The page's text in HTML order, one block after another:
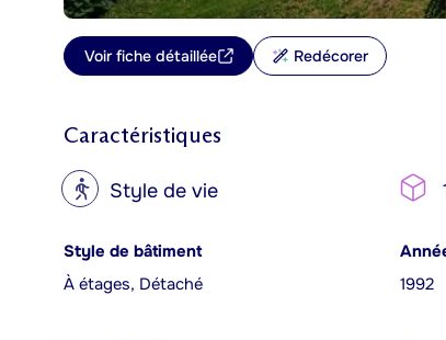
Voir fiche détaillée Redécorer
Caractéristiques
? Style de vie
Style de bâtiment
À étages, Détaché
1992